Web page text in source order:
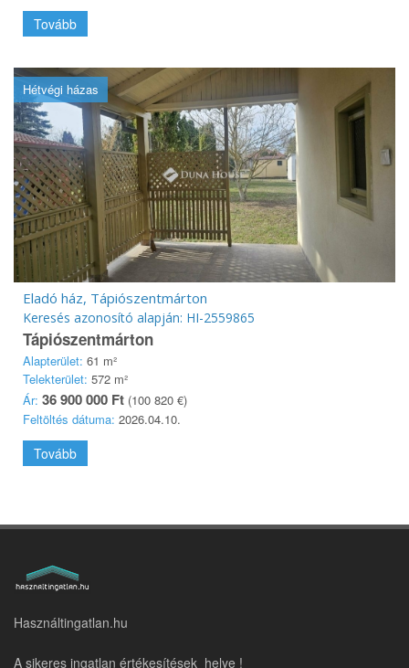
Tovább
Hétvégi házas
Eladó ház, Tápiószentmárton
Keresés azonosító alapján: HI-2559865
Tápiószentmárton
Alapterület: 61 m²
Telekterület: 572 m²
Ár: 36 900 000 Ft (100 820 €)
Feltöltés dátuma: 2026.04.10.
Tovább
Használtingatlan.hu
A sikeres ingatlan értékesítések helye !